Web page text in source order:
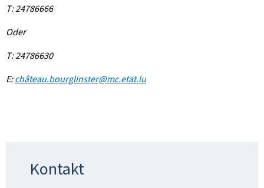
T: 24786666
Oder
T: 24786630
E:château.bourglinster@mc.etat.lu
Kontakt